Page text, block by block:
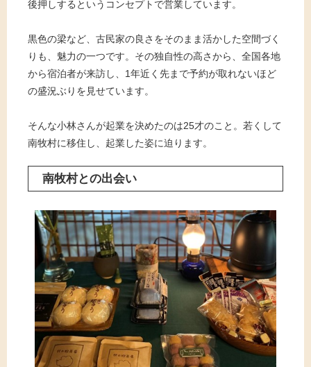
後押しするというコンセプトで営業しています。
黒色の梁など、古民家の良さをそのまま活かした空間づく
りも、魅力の一つです。その独自性の高さから、全国各地
から宿泊者が来訪し、1年近く先まで予約が取れないほど
の盛況ぶりを見せています。
そんな小林さんが起業を決めたのは25才のこと。若くして
南牧村に移住し、起業した姿に迫ります。
南牧村との出会い